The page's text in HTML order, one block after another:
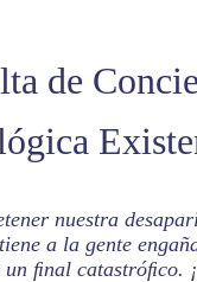
de
nuestra
a la gente
ﬁnal catastróﬁco.